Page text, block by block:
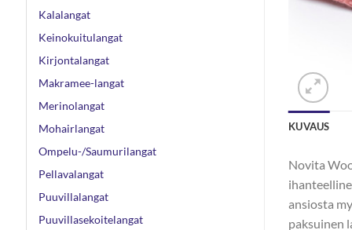
Kalalangat
Keinokuitulangat
Kirjontalangat
Makramee-langat
Merinolangat
Mohairlangat
Ompelu-/Saumurilangat
Pellavalangat
Puuvillalangat
Puuvillasekoitelangat
KUVAUS
Novita
ansiosta
paksuinen